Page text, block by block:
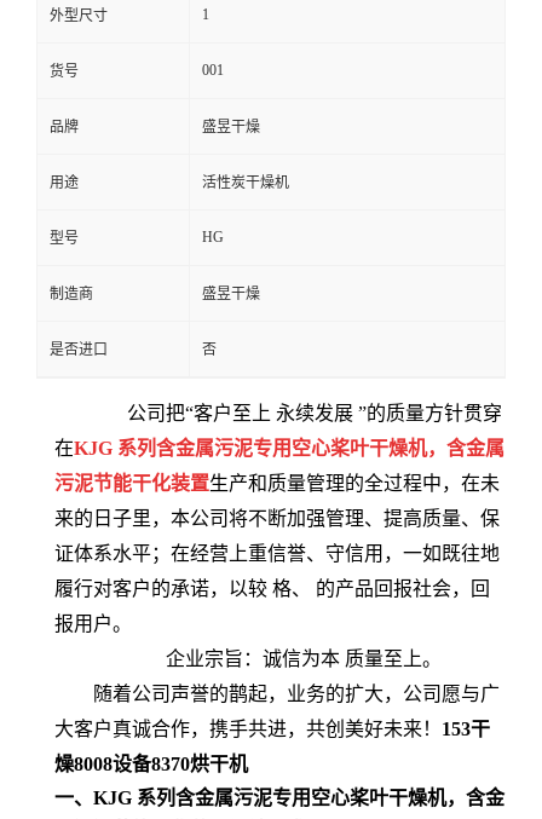
外型尺寸 1
货号 001
品牌 盛昱干燥
用途 活性炭干燥机
型号 HG
制造商 盛昱干燥
是否进口 否
公司把“客户至上 永续发展 ”的质量方针贯穿
在KJG 系列含金属污泥专用空心桨叶干燥机，含金属
污泥节能干化装置生产和质量管理的全过程中，在未
来的日子里，本公司将不断加强管理、提高质量、保
证体系水平；在经营上重信誉、守信用，一如既往地
履行对客户的承诺，以较 格、 的产品回报社会，回
报用户。
企业宗旨：诚信为本 质量至上。
随着公司声誉的鹊起，业务的扩大，公司愿与广
大客户真诚合作，携手共进，共创美好未来！ 153干
燥8008设备8370烘干机
一、 KJG 系列含金属污泥专用空心桨叶干燥机，含金